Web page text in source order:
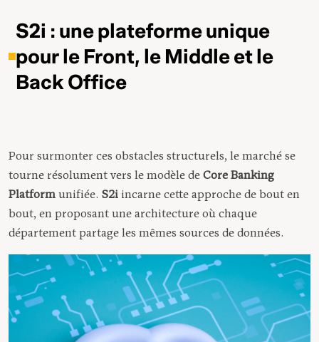
S2i : une plateforme unique
pour le Front, le Middle et le
Back Office
Pour surmonter ces obstacles structurels, le marché se
tourne résolument vers le modèle de Core Banking
Platform unifiée. S2i incarne cette approche de bout en
bout, en proposant une architecture où chaque
département partage les mêmes sources de données.